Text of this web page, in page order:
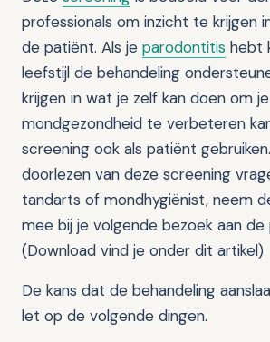
professionals om inzicht te krijgen
de patiënt. Als je parodontitis hebt
leefstijl de behandeling
krijgen in wat je zelf kan doen om je
mondgezondheid te verbeteren
screening ook als patiënt
doorlezen van deze screening
tandarts of mondhygiënist, neem
mee bij je volgende bezoek aan de
(Download vind je onder dit artikel)
De kans dat de behandeling
let op de volgende dingen.